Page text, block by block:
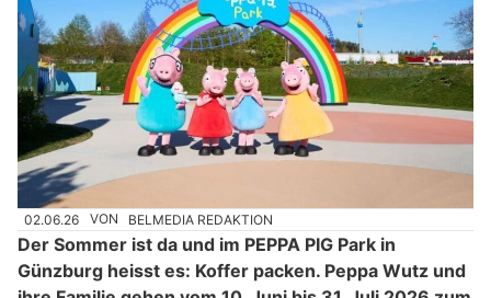
02.06.26 VON BELMEDIA REDAKTION
Der Sommer ist da und im PEPPA PIG Park in
Günzburg heisst es: Koffer packen. Peppa Wutz und